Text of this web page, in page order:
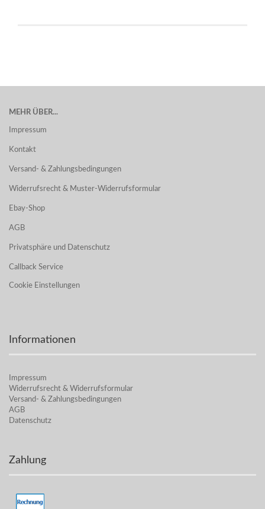
MEHR ÜBER...
Impressum
Kontakt
Versand- & Zahlungsbedingungen
Widerrufsrecht & Muster-Widerrufsformular
Ebay-Shop
AGB
Privatsphäre und Datenschutz
Callback Service
Cookie Einstellungen
Informationen
Impressum
Widerrufsrecht & Widerrufsformular
Versand- & Zahlungsbedingungen
AGB
Datenschutz
Zahlung